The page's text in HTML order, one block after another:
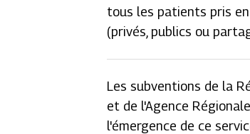
tous les patients pris
(privés, publics ou
Les subventions de la
et de l'Agence
l'émergence de ce